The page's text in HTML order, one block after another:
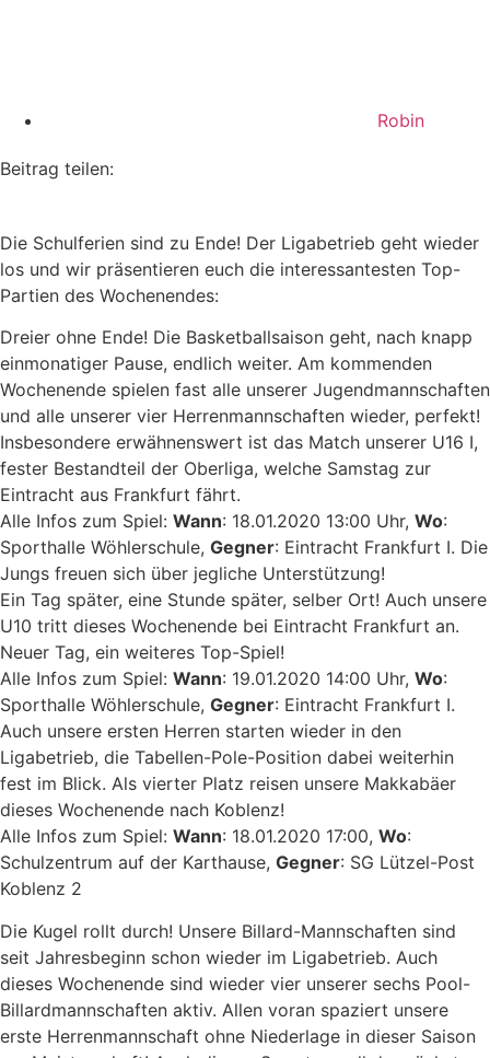
Robin
Beitrag teilen:
Die Schulferien sind zu Ende! Der Ligabetrieb geht wieder
los und wir präsentieren euch die interessantesten Top-
Partien des Wochenendes:
Dreier ohne Ende! Die Basketballsaison geht, nach knapp
einmonatiger Pause, endlich weiter. Am kommenden
Wochenende spielen fast alle unserer Jugendmannschaften
und alle unserer vier Herrenmannschaften wieder, perfekt!
Insbesondere erwähnenswert ist das Match unserer U16 I,
fester Bestandteil der Oberliga, welche Samstag zur
Eintracht aus Frankfurt fährt.
Alle Infos zum Spiel: Wann: 18.01.2020 13:00 Uhr, Wo:
Sporthalle Wöhlerschule, Gegner: Eintracht Frankfurt I. Die
Jungs freuen sich über jegliche Unterstützung!
Ein Tag später, eine Stunde später, selber Ort! Auch unsere
U10 tritt dieses Wochenende bei Eintracht Frankfurt an.
Neuer Tag, ein weiteres Top-Spiel!
Alle Infos zum Spiel: Wann: 19.01.2020 14:00 Uhr, Wo:
Sporthalle Wöhlerschule, Gegner: Eintracht Frankfurt I.
Auch unsere ersten Herren starten wieder in den
Ligabetrieb, die Tabellen-Pole-Position dabei weiterhin
fest im Blick. Als vierter Platz reisen unsere Makkabäer
dieses Wochenende nach Koblenz!
Alle Infos zum Spiel: Wann: 18.01.2020 17:00, Wo:
Schulzentrum auf der Karthause, Gegner: SG Lützel-Post
Koblenz 2
Die Kugel rollt durch! Unsere Billard-Mannschaften sind
seit Jahresbeginn schon wieder im Ligabetrieb. Auch
dieses Wochenende sind wieder vier unserer sechs Pool-
Billardmannschaften aktiv. Allen voran spaziert unsere
erste Herrenmannschaft ohne Niederlage in dieser Saison